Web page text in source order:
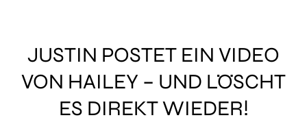
JUSTIN POSTET EIN VIDEO
VON HAILEY – UND LÖSCHT
ES DIREKT WIEDER!